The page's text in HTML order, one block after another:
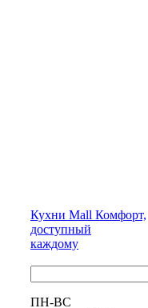
Кухни Mall Комфорт,
доступный
каждому
ПН-ВС